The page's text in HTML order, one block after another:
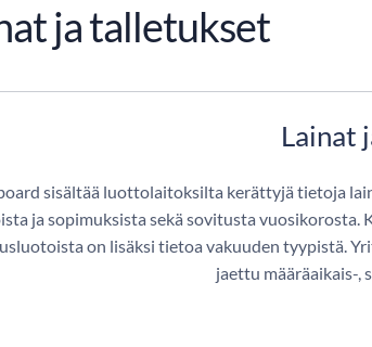
ja talletukset
Lainat
sisältää luottolaitoksilta kerättyjä tietoja
ja sopimuksista sekä sovitusta
on lisäksi tietoa vakuuden tyypistä.
jaettu määräaikais-,